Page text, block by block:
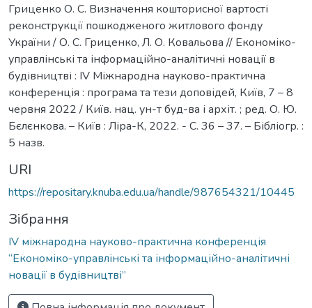
Гриценко О. С. Визначення кошторисної вартості
реконструкції пошкодженого житлового фонду
України / О. С. Гриценко, Л. О. Ковальова // Економіко-
управлінські та інформаційно-аналітичні новації в
будівництві : IV Міжнародна науково-практична
конференція : програма та тези доповідей, Київ, 7 – 8
червня 2022 / Київ. нац. ун-т буд-ва і архіт. ; ред. О. Ю.
Бєлєнкова. – Київ : Ліра-К, 2022. - С. 36 – 37. – Бібліогр. :
5 назв.
URI
https://repositary.knuba.edu.ua/handle/987654321/10445
Зібрання
IV міжнародна науково-практична конференція
“Економіко-управлінські та інформаційно-аналітичні
новації в будівництві”